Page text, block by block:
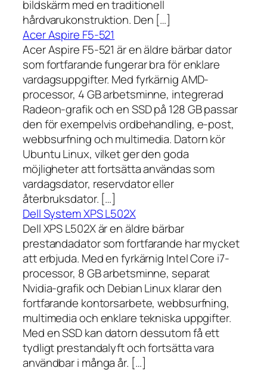
bildskärm med en traditionell
hårdvarukonstruktion. Den […]
Acer Aspire F5-521
Acer Aspire F5-521 är en äldre bärbar dator
som fortfarande fungerar bra för enklare
vardagsuppgifter. Med fyrkärnig AMD-
processor, 4 GB arbetsminne, integrerad
Radeon-grafik och en SSD på 128 GB passar
den för exempelvis ordbehandling, e-post,
webbsurfning och multimedia. Datorn kör
Ubuntu Linux, vilket ger den goda
möjligheter att fortsätta användas som
vardagsdator, reservdator eller
återbruksdator. […]
Dell System XPS L502X
Dell XPS L502X är en äldre bärbar
prestandadator som fortfarande har mycket
att erbjuda. Med en fyrkärnig Intel Core i7-
processor, 8 GB arbetsminne, separat
Nvidia-grafik och Debian Linux klarar den
fortfarande kontorsarbete, webbsurfning,
multimedia och enklare tekniska uppgifter.
Med en SSD kan datorn dessutom få ett
tydligt prestandalyft och fortsätta vara
användbar i många år. […]